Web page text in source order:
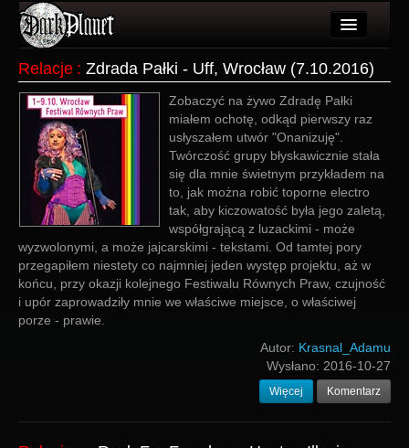
Użytkownicy
Wydarzenia
Galeria
Forum
Login
Relacje : Zdrada Pałki - Uff, Wrocław (7.10.2016)
Zobaczyć na żywo Zdradę Pałki
miałem ochotę, odkąd pierwszy raz
usłyszałem utwór "Onanizuję".
Twórczość grupy błyskawicznie stała
się dla mnie świetnym przykładem na
to, jak można robić toporne electro
tak, aby kiczowatość była jego zaletą,
współgrającą z luzackimi - może
wyzwolonymi, a może jajcarskimi - tekstami. Od tamtej pory
przegapiłem niestety co najmniej jeden występ projektu, aż w
końcu, przy okazji kolejnego Festiwalu Równych Praw, czujność
i upór zaprowadziły mnie we właściwe miejsce, o właściwej
porze - prawie.
Autor: Krasnal_Adamu
Wysłano: 2016-10-27
Więcej Komentarz